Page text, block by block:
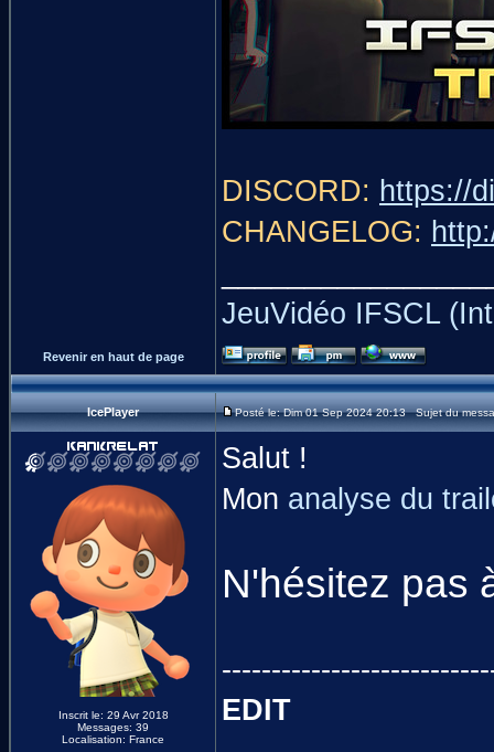
DISCORD: https://
CHANGELOG:
JeuVidéo IFSCL
Revenir en haut de page
IcePlayer Posté le: Dim 01 Sep 2024 20:13 Sujet du
Inscrit le: 29 Avr 2018
Messages: 39
Localisation: France
Salut !
Mon analyse du
N'hésitez pas
EDIT